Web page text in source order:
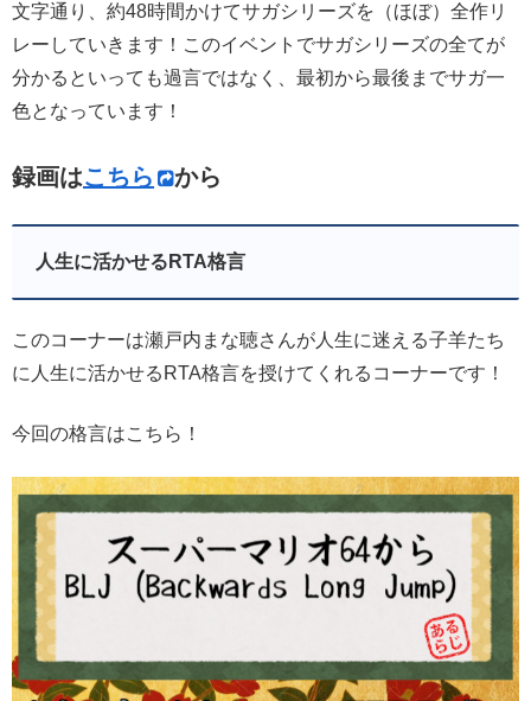
文字通り、約48時間かけてサガシリーズを（ほぼ）全作リ
レーしていきます！このイベントでサガシリーズの全てが
分かるといっても過言ではなく、最初から最後までサガ一
色となっています！
録画はこちら から
人生に活かせるRTA格言
このコーナーは瀬戸内まな聴さんが人生に迷える子羊たち
に人生に活かせるRTA格言を授けてくれるコーナーです！
今回の格言はこちら！